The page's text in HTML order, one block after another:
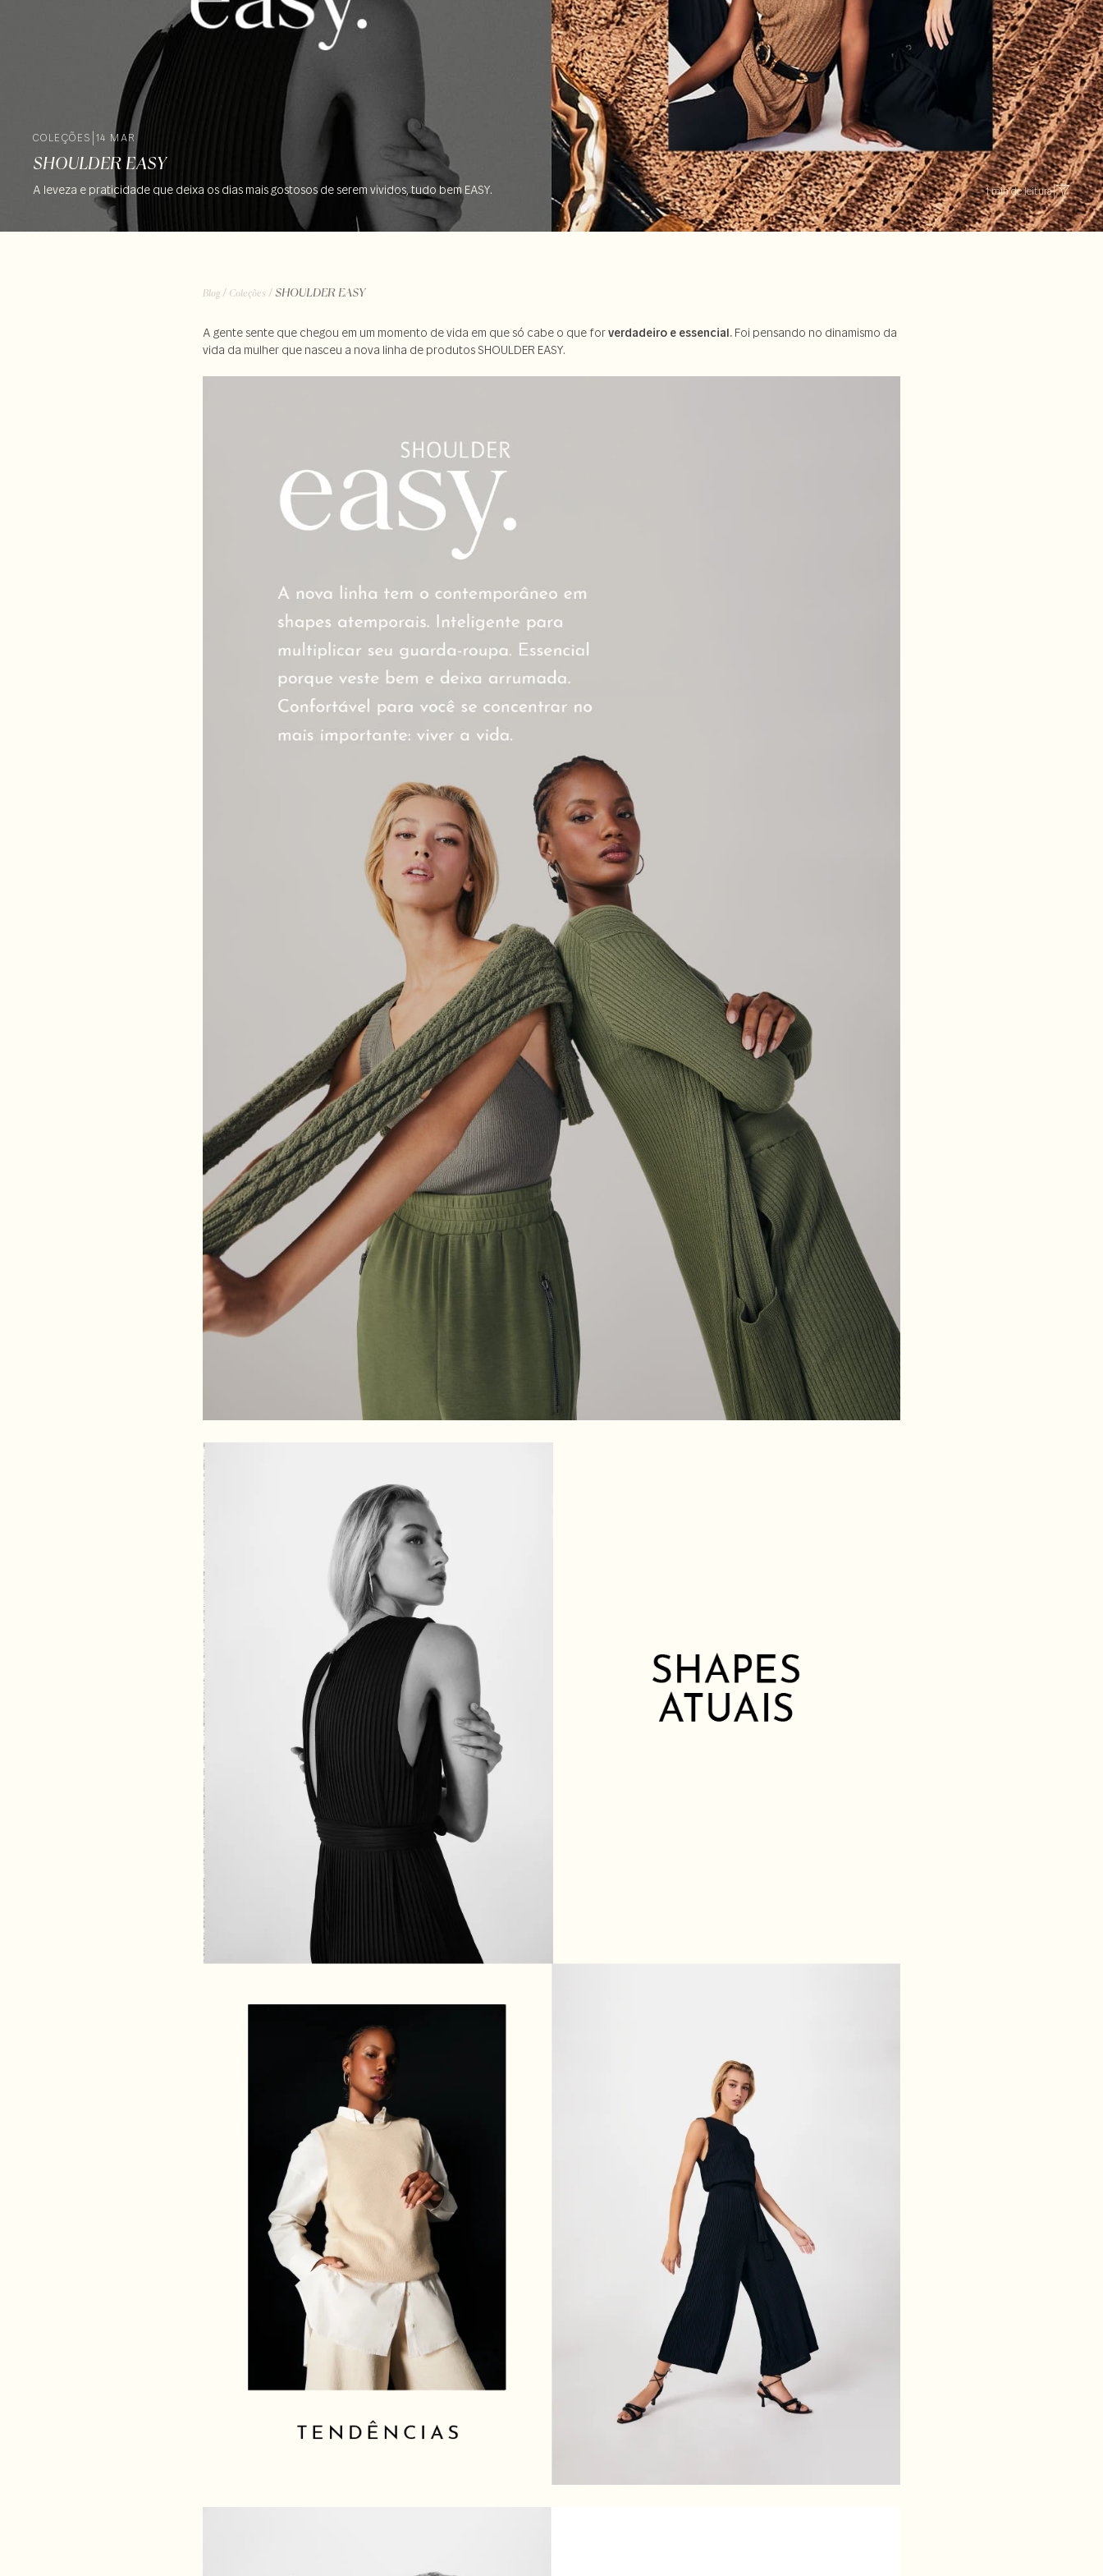
COLEÇÕES 14 MAR
SHOULDER EASY
A leveza e praticidade que deixa os dias mais gostosos de serem vividos, tudo bem EASY. 1 min de leitura|
Blog / Coleções / SHOULDER EASY
A gente sente que chegou em um momento de vida em que só cabe o que forverdadeiro e essencial. Foi pensando no dinamismo da
vida da mulher que nasceu a nova linha de produtos SHOULDER EASY.